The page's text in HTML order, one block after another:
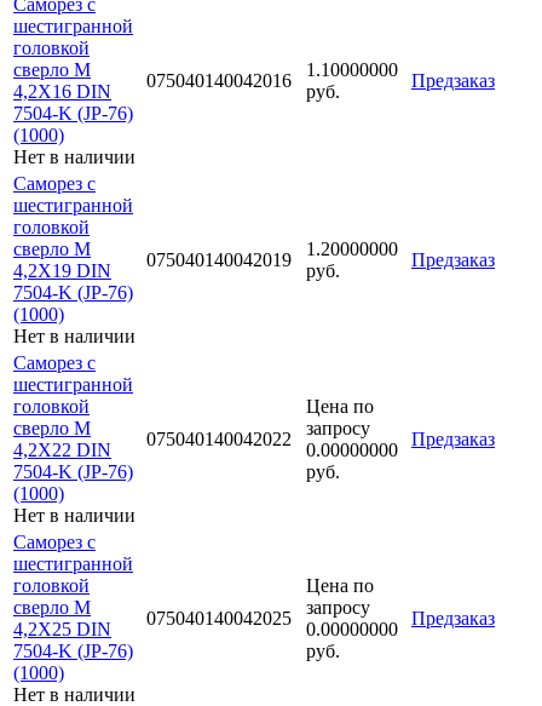
шестигранной
головкой
сверло М
4,2Х16 DIN
7504-K (JP-76)
(1000)
Нет в наличии
075040140042016
1.10000000
руб.
Предзаказ
Саморез с
шестигранной
головкой
сверло М
4,2Х19 DIN
7504-K (JP-76)
(1000)
Нет в наличии
075040140042019
1.20000000
руб.
Предзаказ
Саморез с
шестигранной
головкой
сверло М
4,2Х22 DIN
7504-K (JP-76)
(1000)
Нет в наличии
075040140042022
Цена по
запросу
0.00000000
руб.
Предзаказ
Саморез с
шестигранной
головкой
сверло М
4,2Х25 DIN
7504-K (JP-76)
(1000)
Нет в наличии
075040140042025
Цена по
запросу
0.00000000
руб.
Предзаказ